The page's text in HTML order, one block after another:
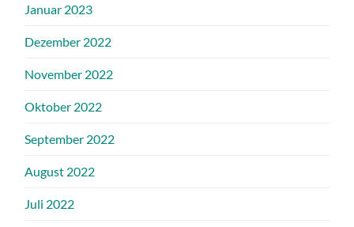
Januar 2023
Dezember 2022
November 2022
Oktober 2022
September 2022
August 2022
Juli 2022